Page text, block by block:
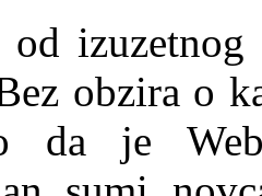
od
obzira o
da je